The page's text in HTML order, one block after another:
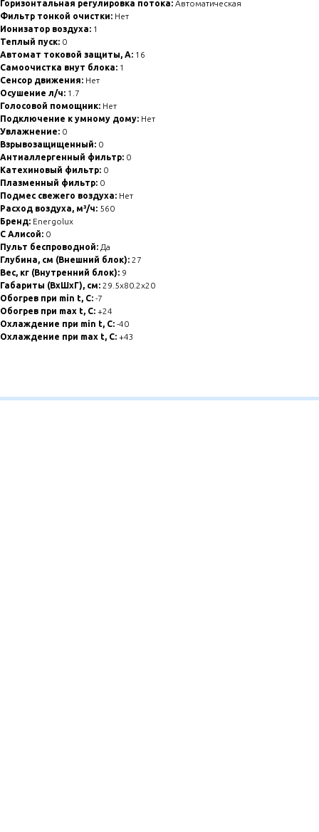
Горизонтальная регулировка потока: Автоматическая
Фильтр тонкой очистки: Нет
Ионизатор воздуха: 1
Теплый пуск: 0
Автомат токовой защиты, А: 16
Самоочистка внут блока: 1
Сенсор движения: Нет
Осушение л/ч: 1.7
Голосовой помощник: Нет
Подключение к умному дому: Нет
Увлажнение: 0
Взрывозащищенный: 0
Антиаллергенный фильтр: 0
Катехиновый фильтр: 0
Плазменный фильтр: 0
Подмес свежего воздуха: Нет
Расход воздуха, м³/ч: 560
Бренд: Energolux
С Алисой: 0
Пульт беспроводной: Да
Глубина, см (Внешний блок): 27
Вес, кг (Внутренний блок): 9
Габариты (ВхШхГ), см: 29.5x80.2x20
Обогрев при min t, C: -7
Обогрев при max t, C: +24
Охлаждение при min t, С: -40
Охлаждение при max t, C: +43